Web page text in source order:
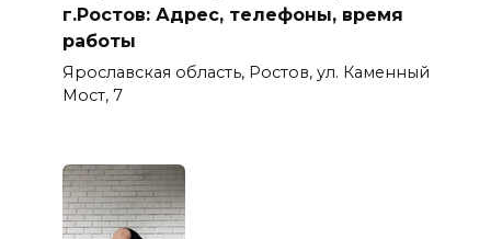
г.Ростов: Адрес, телефоны, время
работы
Ярославская область, Ростов, ул. Каменный
Мост, 7